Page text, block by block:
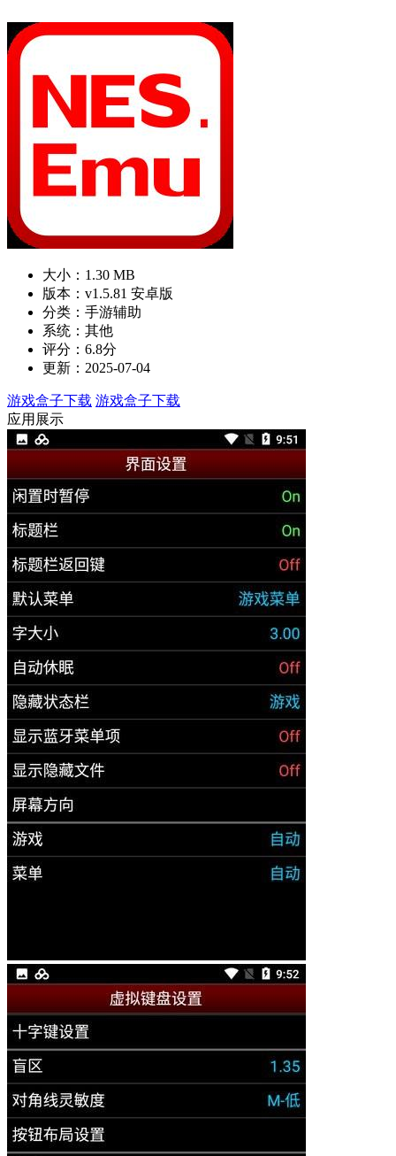
大小：1.30 MB
版本：v1.5.81 安卓版
分类：手游辅助
系统：其他
评分：6.8分
更新：2025-07-04
游戏盒子下载 游戏盒子下载
应用展示